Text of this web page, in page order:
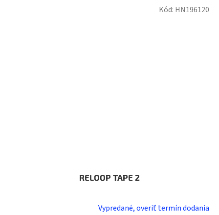
RELOOP TAPE 2
Vypredané, overiť termín dodania
Kód: HN196120